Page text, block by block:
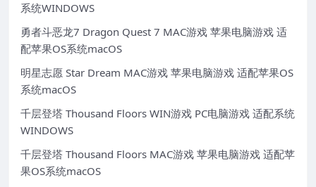
系统WINDOWS
勇者斗恶龙7 Dragon Quest 7 MAC游戏 苹果电脑游戏 适
配苹果OS系统macOS
明星志愿 Star Dream MAC游戏 苹果电脑游戏 适配苹果OS
系统macOS
千层登塔 Thousand Floors WIN游戏 PC电脑游戏 适配系统
WINDOWS
千层登塔 Thousand Floors MAC游戏 苹果电脑游戏 适配苹
果OS系统macOS